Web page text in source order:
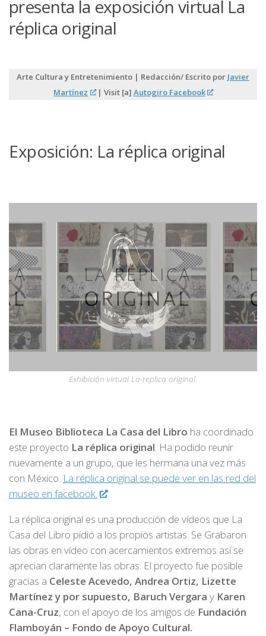
presenta la exposición virtual La
réplica original
Arte Cultura y Entretenimiento | Redacción/ Escrito por Javier
Martínez
| Visit [a] Autogiro Facebook
Exposición: La réplica original
Exhibición virtual La-replica original.
El Museo Biblioteca La Casa del Libro ha coordinado
este proyecto La réplica original. Ha podido reunir
nuevamente a un grupo, que les hermana una vez más
con México. La réplica original se puede ver en las red del
museo en facebook.
La réplica original es una producción de vídeos que La
Casa del Libro pidió a los propios artistas. Se Grabaron
las obras en vídeo con acercamientos extremos así se
aprecian claramente las obras. El proyecto fue posible
gracias a Celeste Acevedo, Andrea Ortiz, Lizette
Martínez y por supuesto, Baruch Vergara y Karen
Cana-Cruz, con el apoyo de los amigos de Fundación
Flamboyán – Fondo de Apoyo Cultural.